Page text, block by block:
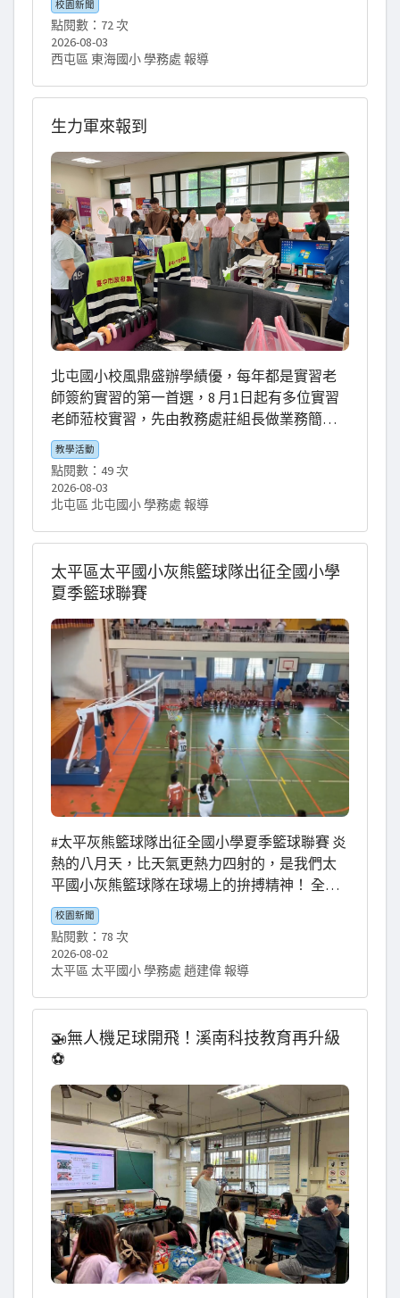
scoring goals. Day two was super exciting with
drone simulator battles and cool AI coding
projects. It was an amazing high-tech camp! 115
「足球無人機培訓育樂營」，帶領孩子們飛上
天空，體驗科技與運動結合的無窮樂趣！這場
師與助教的帶領下，讓學生們從零開始掌握無
人機的飛行秘訣。 營隊第一天，講師首先介紹
了四軸與六軸無人機，並仔細叮嚀飛行安全與
競賽規則。接著是孩子們最期待的實機操作！
大家專注地練習起飛、降落、橫向移動，甚至
挑戰刺激的「球門計時穿越」。下午的課程則
安排了線上模擬器訓練與闖關，並帶領孩子們
探索「人工智慧的秘密」。 第二天活動更是高
潮迭起！學員們展開了激烈的無人機模擬器對
則進入了充滿挑戰的「AI Coding生成」，學生
們親自動手實作無人機足球Canvas運用，將程
式設計與無人機知識完美結合。 這次營隊不僅
讓東海國小的孩子們學會了操控無人機，更啟
發了他們對AI人工智慧與程式語言的濃厚興趣，
讓學生們度過了一個充實、歡樂又充滿科技感
的暑假！
校園新聞
點閱數：72 次
2026-08-03
西屯區 東海國小 學務處 報導
生力軍來報到
北屯國小校風鼎盛辦學績優，每年都是實習老
師簽約實習的第一首選，8 月1日起有多位實習
老師蒞校實習，先由教務處莊組長做業務簡
介，接著是環境介紹，北屯國小師生誠摯歡迎
各位實習老師。
教學活動
點閱數：49 次
2026-08-03
北屯區 北屯國小 學務處 報導
太平區太平國小灰熊籃球隊出征全國小學
夏季籃球聯賽
#太平灰熊籃球隊出征全國小學夏季籃球聯賽 炎
熱的八月天，比天氣更熱力四射的，是我們太
平國小灰熊籃球隊在球場上的拚搏精神！ 全國
小學夏季籃球聯賽已於8月1日正式登場，這場
夏天全國聯賽盛宴正是我們籃球隊孩子們「暑
訓第一階段的驗收舞台」，也很難得有機會透
過這個賽事和全國各地愛好籃球的國小隊伍切
力展現汗水苦練的成果！家長們也一同到場，
在看台上為這群熱血的孩子們加油打氣！ 這幾
天特別感謝已畢業的球員與家長們，即便畢業
情誼，為球隊注入了最溫暖的力量！ 也誠摯感
謝所有在校生的家長們踴躍進場，當孩子在場
上聽見爸爸媽媽大聲吶喊～看到大家站在場邊
鼓勵，一定會更有勇氣全力拚戰！ 謝謝家委會
俊傑會長、家委夥伴到場幫忙應援給孩子們強
力支持後盾！陪伴他們經歷比賽，一起歡笑與
喝采！ 接下來，灰熊小將們還會陸續在大智國
小和豐原區、神岡區的主辦場地繼續精彩拼
搏，帶來精彩賽事。歡迎大家一起為太平孩子
校園新聞
點閱數：78 次
2026-08-02
太平區 太平國小 學務處 趙建偉 報導
🚁無人機足球開飛！溪南科技教育再升級
⚽️